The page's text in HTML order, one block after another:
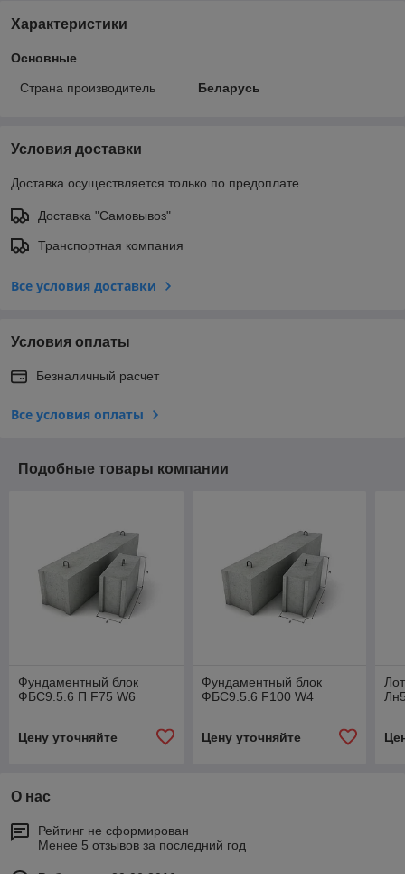
Характеристики
Основные
Страна производитель Беларусь
Условия доставки
Доставка осуществляется только по предоплате.
Доставка "Самовывоз"
Транспортная компания
Все условия доставки
Условия оплаты
Безналичный расчет
Все условия оплаты
Подобные товары компании
Фундаментный блок
ФБС9.5.6 П F75 W6
Цену уточняйте
Фундаментный блок
ФБС9.5.6 F100 W4
Цену уточняйте
О нас
Рейтинг не сформирован
Менее 5 отзывов за последний год